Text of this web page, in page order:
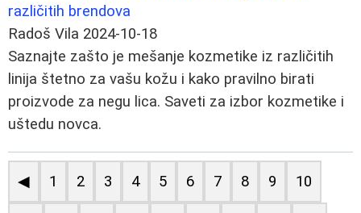
različitih brendova
Radoš Vila 2024-10-18
Saznajte zašto je mešanje kozmetike iz različitih
linija štetno za vašu kožu i kako pravilno birati
proizvode za negu lica. Saveti za izbor kozmetike i
uštedu novca.
◀ 1 2 3 4 5 6 7 8 9 10